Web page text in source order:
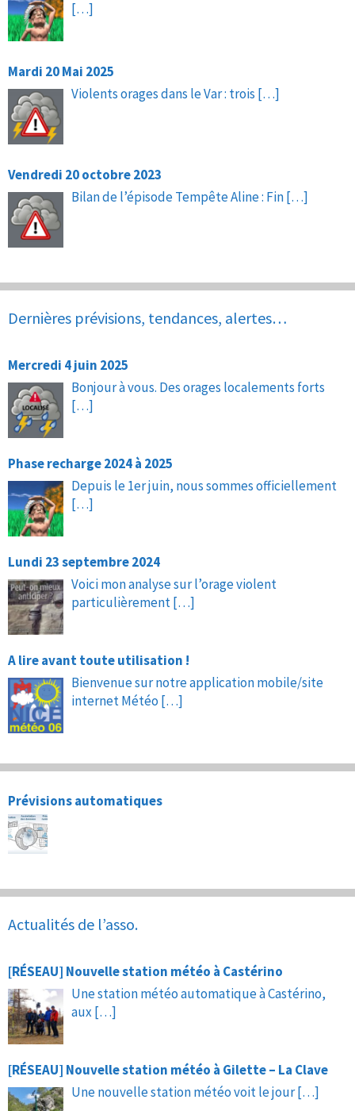
[…]
Mardi 20 Mai 2025
Violents orages dans le Var : trois […]
Vendredi 20 octobre 2023
Bilan de l’épisode Tempête Aline : Fin[…]
Dernières prévisions, tendances, alertes…
Mercredi 4 juin 2025
Bonjour à vous. Des orages localements forts
[…]
Phase recharge 2024 à 2025
Depuis le 1er juin, nous sommes officiellement
[…]
Lundi 23 septembre 2024
Voici mon analyse sur l’orage violent
particulièrement[…]
A lire avant toute utilisation !
Bienvenue sur notre application mobile/site
internet Météo […]
Prévisions automatiques
Actualités de l’asso.
[RÉSEAU] Nouvelle station météo à Castérino
Une station météo automatique à Castérino,
aux […]
[RÉSEAU] Nouvelle station météo à Gilette – La Clave
Une nouvelle station météo voit le jour[…]